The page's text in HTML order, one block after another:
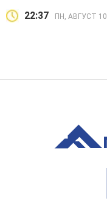
22:37 ПН, АВГУСТ 10